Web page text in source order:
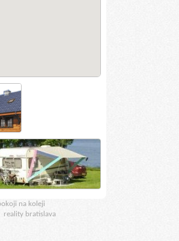
na koleji
reality bratislava